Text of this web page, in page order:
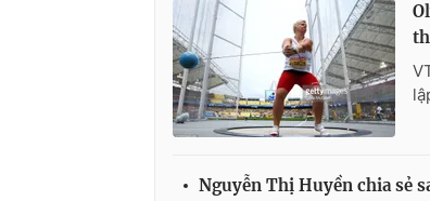
Nguyễn Thị Huyền chia sẻ